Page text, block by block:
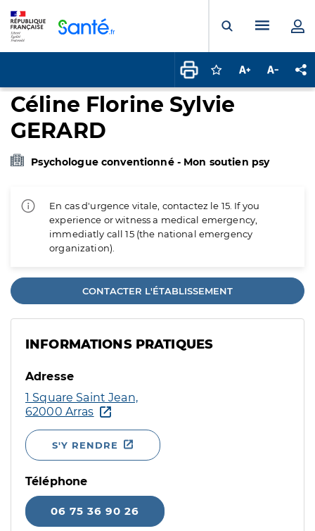
Ouvrir laMenu
Connectez-vous
Augmenter la
Céline Florine Sylvie
GERARD
Psychologue conventionné - Mon soutien psy
En cas d'urgence vitale, contactez le 15. If you
experience or witness a medical emergency,
immediatly call 15 (the national emergency
organization).
CONTACTER L'ÉTABLISSEMENT
INFORMATIONS PRATIQUES
Adresse
1 Square Saint Jean,
62000 Arras
S'Y RENDRE
Téléphone
06 75 36 90 26